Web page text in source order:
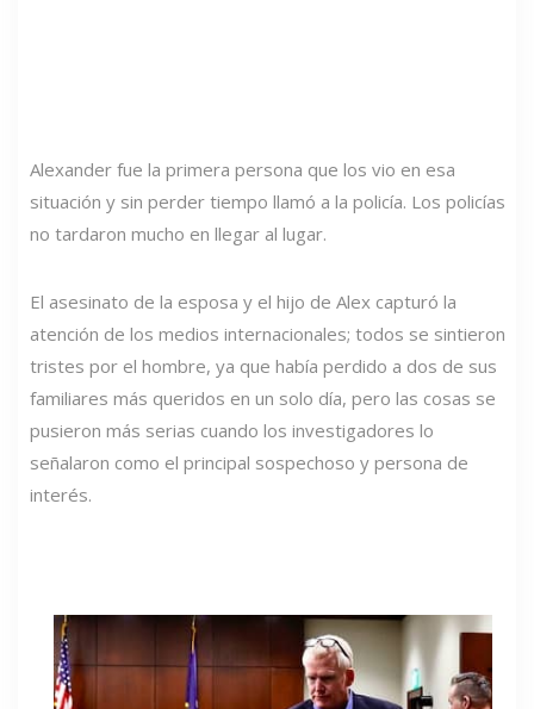
Alexander fue la primera persona que los vio en esa
situación y sin perder tiempo llamó a la policía. Los policías
no tardaron mucho en llegar al lugar.
El asesinato de la esposa y el hijo de Alex capturó la
atención de los medios internacionales; todos se sintieron
tristes por el hombre, ya que había perdido a dos de sus
familiares más queridos en un solo día, pero las cosas se
pusieron más serias cuando los investigadores lo
señalaron como el principal sospechoso y persona de
interés.